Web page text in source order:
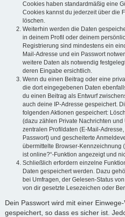
Cookies haben standardmäßig eine
Cookies kannst du jederzeit über die
löschen.
Weiterhin werden die Daten
in deinem Profil oder deinem
Registrierung sind mindestens ein
Mail-Adresse und ein Passwort
weitere Daten als notwendig
deren Eingabe ersichtlich.
Wenn du einen Beitrag oder eine
die dort eingegebenen Daten
du einen Beitrag als Entwurf
auch deine IP-Adresse gespeichert.
folgenden Aktionen gespeichert:
(dazu zählen Private Nachrichten
zentralen Profildaten (E-Mail-
Passwort) und gescheiterte
übermittelte Browser-Kennzeichnung
ist online?“-Funktion angezeigt und
Schließlich erfordern einzelne
Daten gespeichert werden. Dazu
bei Umfragen, der Gelesen-Status
von dir gesetzte Lesezeichen oder
Dein Passwort wird mit einer
gespeichert, so dass es sicher ist.